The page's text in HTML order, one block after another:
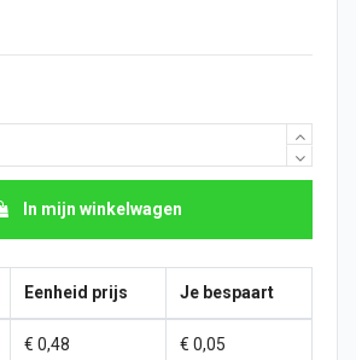
In mijn winkelwagen
Eenheid prijs Je bespaart
€ 0,48 € 0,05